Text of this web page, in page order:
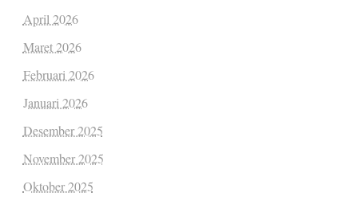
April 2026
Maret 2026
Februari 2026
Januari 2026
Desember 2025
November 2025
Oktober 2025